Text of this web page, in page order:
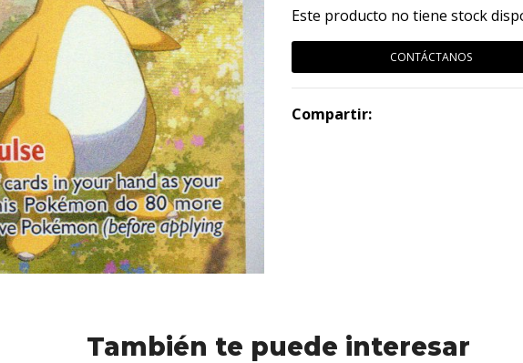
Este producto no tiene stock
CONTÁCTANOS
Compartir:
También te puede interesar